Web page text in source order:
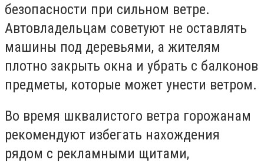
безопасности при сильном ветре.
Автовладельцам советуют не оставлять
машины под деревьями, а жителям
плотно закрыть окна и убрать с балконов
предметы, которые может унести ветром.
Во время шквалистого ветра горожанам
рекомендуют избегать нахождения
рядом с рекламными щитами,